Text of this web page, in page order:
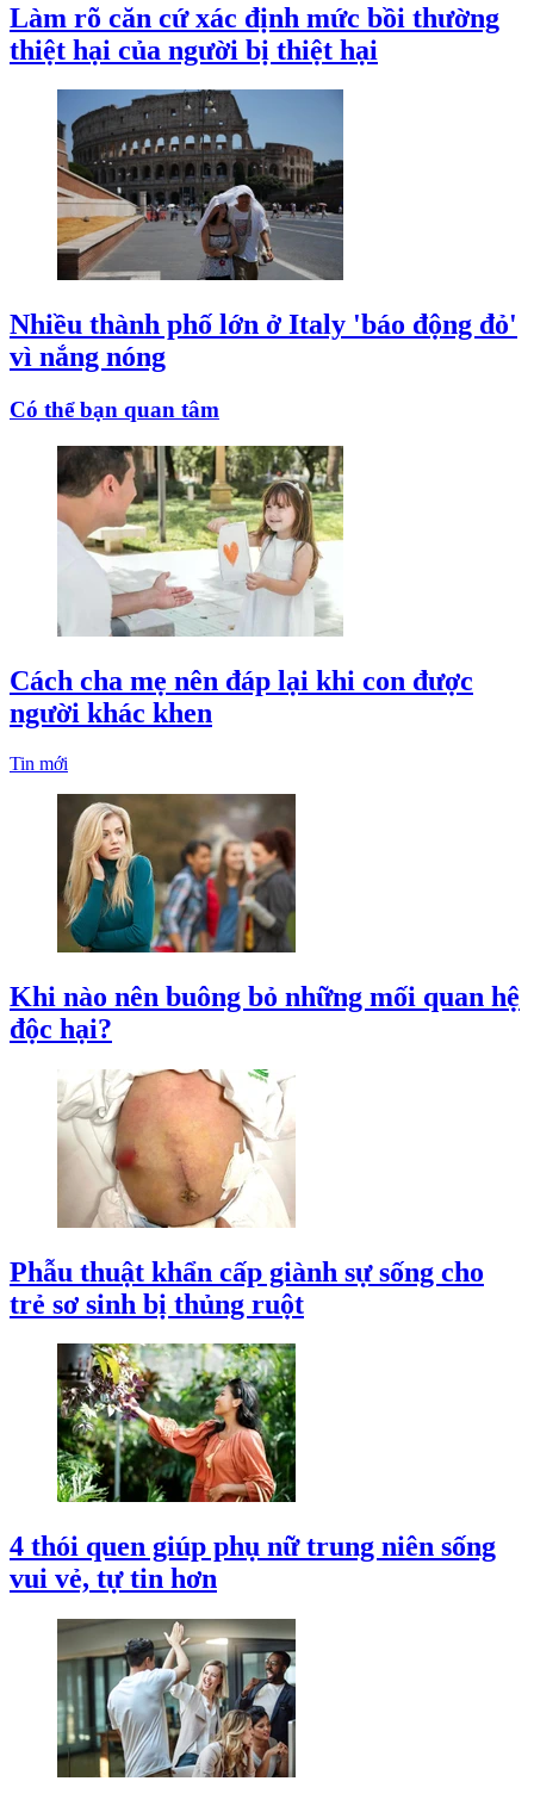
Làm rõ căn cứ xác định mức bồi thường
thiệt hại của người bị thiệt hại
Nhiều thành phố lớn ở Italy 'báo động đỏ'
vì nắng nóng
Có thể bạn quan tâm
Cách cha mẹ nên đáp lại khi con được
người khác khen
Tin mới
Khi nào nên buông bỏ những mối quan hệ
độc hại?
Phẫu thuật khẩn cấp giành sự sống cho
trẻ sơ sinh bị thủng ruột
4 thói quen giúp phụ nữ trung niên sống
vui vẻ, tự tin hơn